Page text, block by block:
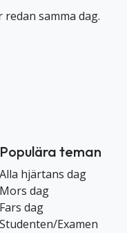
samma dag.
Populära teman
Alla hjärtans dag
Mors dag
Fars dag
Studenten/Examen